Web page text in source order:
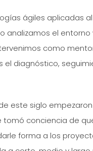
ágiles aplicadas
analizamos el
como
el diagnóstico,
este siglo
conciencia de
forma a los